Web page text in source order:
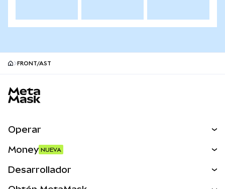
FRONT/AST
Operar
Money NUEVA
Desarrollador